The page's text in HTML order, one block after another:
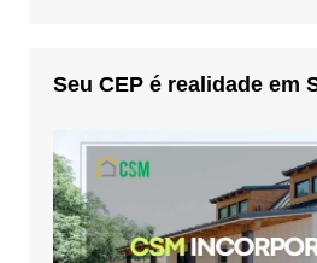
Seu CEP é realidade em